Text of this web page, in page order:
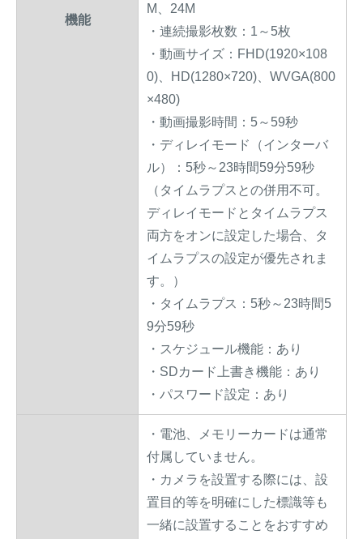
機能
M、24M
・連続撮影枚数：1～5枚
・動画サイズ：FHD(1920×108
0)、HD(1280×720)、WVGA(800
×480)
・動画撮影時間：5～59秒
・ディレイモード（インターバ
ル）：5秒～23時間59分59秒
（タイムラプスとの併用不可。
ディレイモードとタイムラプス
両方をオンに設定した場合、タ
イムラプスの設定が優先されま
す。）
・タイムラプス：5秒～23時間5
9分59秒
・スケジュール機能：あり
・SDカード上書き機能：あり
・パスワード設定：あり
・電池、メモリーカードは通常
付属していません。
・カメラを設置する際には、設
置目的等を明確にした標識等も
一緒に設置することをおすすめ